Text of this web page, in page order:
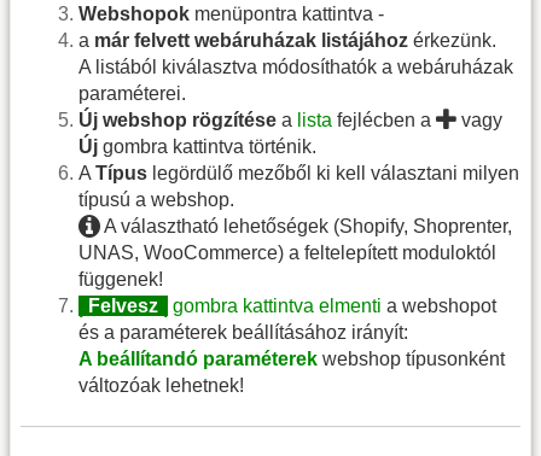
Webshopok menüpontra kattintva -
a már felvett webáruházak listájához érkezünk.
A listából kiválasztva módosíthatók a webáruházak
paraméterei.
Új webshop rögzítése a lista fejlécben a
vagy
Új gombra kattintva történik.
A Típus legördülő mezőből ki kell választani milyen
típusú a webshop.
A választható lehetőségek (Shopify, Shoprenter,
UNAS, WooCommerce) a feltelepített moduloktól
függenek!
Felvesz gombra kattintva elmenti a webshopot
és a paraméterek beállításához irányít:
A beállítandó paraméterek webshop típusonként
változóak lehetnek!